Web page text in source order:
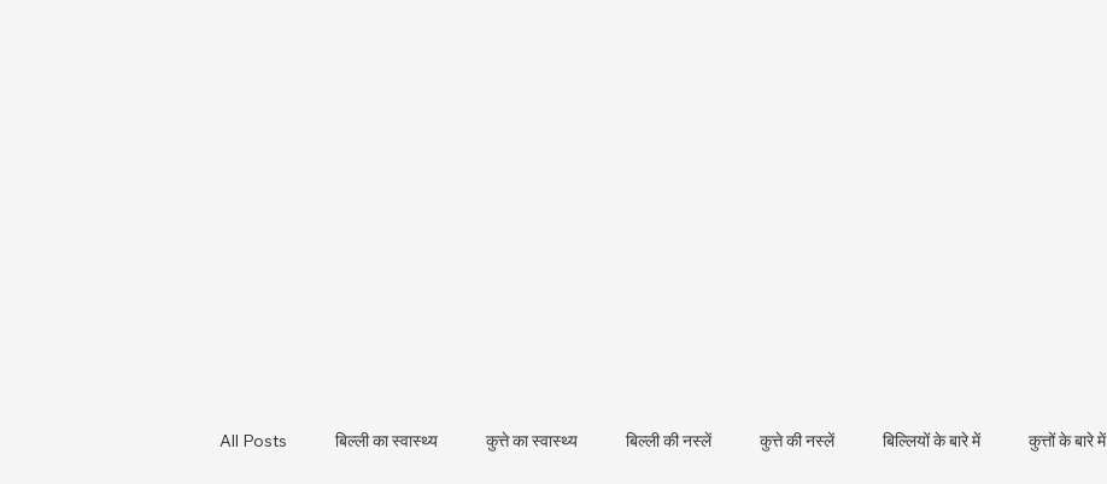
All Posts बिल्ली का स्वास्थ्य कुत्ते का स्वास्थ्य बिल्ली की नस्लें कुत्ते की नस्लें बिल्लियों के बारे में कुत्तों के बारे में